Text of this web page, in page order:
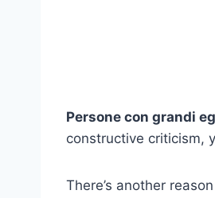
Persone con grandi
constructive criticism,
There’s another